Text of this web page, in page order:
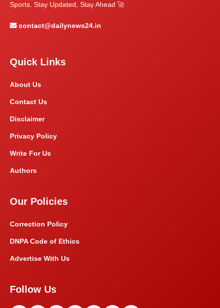
Sports. Stay Updated, Stay Ahead 🚀
contact@dailynews24.in
Quick Links
About Us
Contact Us
Disclaimer
Privacy Policy
Write For Us
Authors
Our Policies
Correction Policy
DNPA Code of Ethics
Advertise With Us
Follow Us